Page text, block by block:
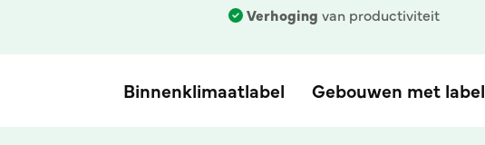
Verhoging van productiviteit
Binnenklimaatlabel Gebouwen met label